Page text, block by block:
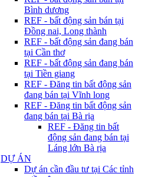
Bình dương
REF - bất động sản bán tại
Đồng nai, Long thành
REF - bất động sản đang bán
tại Cần thơ
REF - bất động sản đang bán
tại Tiền giang
REF - Đăng tin bất động sản
đang bán tại Vĩnh long
REF - Đăng tin bất động sản
đang bán tại Bà rịa
REF - Đăng tin bất
động sản đang bán tại
Láng lớn Bà rịa
DỰ ÁN
Dự án cần đầu tư tại Các tỉnh